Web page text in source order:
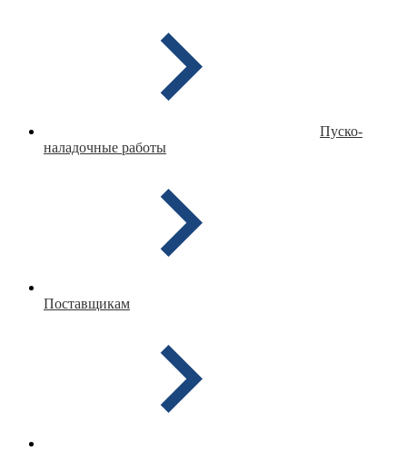
Пуско-
наладочные работы
Поставщикам